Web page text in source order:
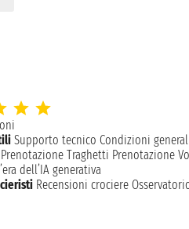
Supporto tecnico Condizioni
Prenotazione Traghetti Prenotazione
dell’IA generativa
Recensioni crociere